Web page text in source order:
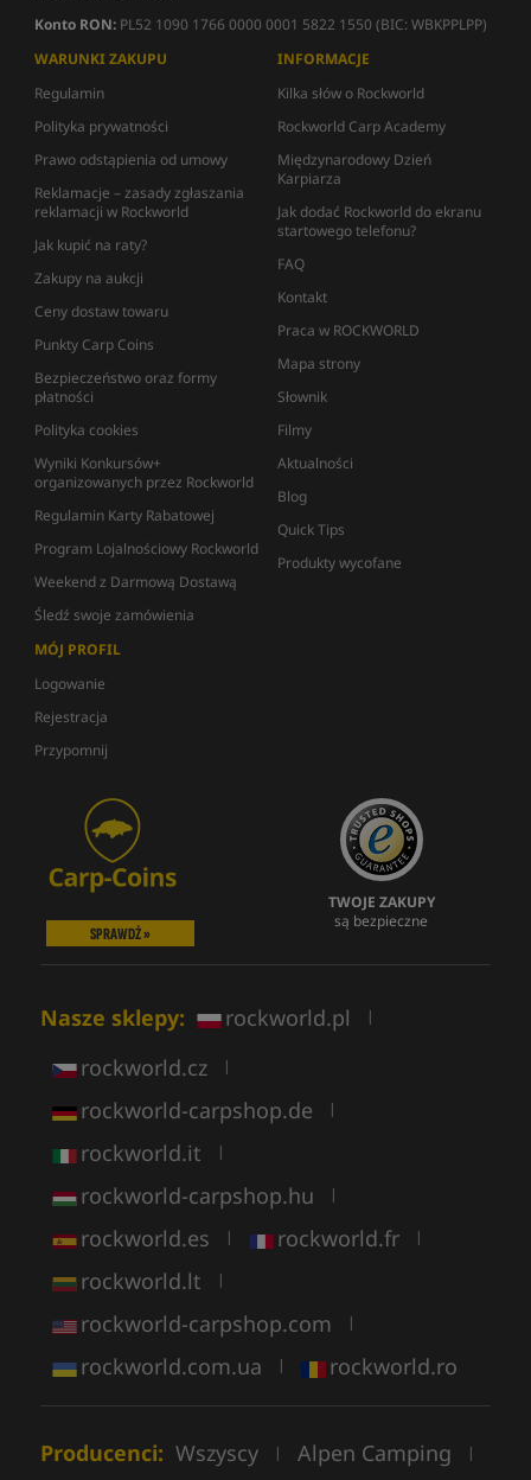
Konto RON: PL52 1090 1766 0000 0001 5822 1550 (BIC: WBKPPLPP)
WARUNKI ZAKUPU
Regulamin
Polityka prywatności
Prawo odstąpienia od umowy
Reklamacje – zasady zgłaszania
reklamacji w Rockworld
Jak kupić na raty?
Zakupy na aukcji
Ceny dostaw towaru
Punkty Carp Coins
Bezpieczeństwo oraz formy
płatności
Polityka cookies
Wyniki Konkursów+
organizowanych przez Rockworld
Regulamin Karty Rabatowej
Program Lojalnościowy Rockworld
Weekend z Darmową Dostawą
Śledź swoje zamówienia
INFORMACJE
Kilka słów o Rockworld
Rockworld Carp Academy
Międzynarodowy Dzień
Karpiarza
Jak dodać Rockworld do ekranu
startowego telefonu?
FAQ
Kontakt
Praca w ROCKWORLD
Mapa strony
Słownik
Filmy
Aktualności
Blog
Quick Tips
Produkty wycofane
MÓJ PROFIL
Logowanie
Rejestracja
Przypomnij
SPRAWDŹ »
TWOJE ZAKUPY
są bezpieczne
Nasze sklepy: rockworld.pl |
rockworld.cz |
rockworld-carpshop.de |
rockworld.it |
rockworld-carpshop.hu |
rockworld.es | rockworld.fr |
rockworld.lt |
rockworld-carpshop.com |
rockworld.com.ua | rockworld.ro
Producenci: Wszyscy | Alpen Camping |